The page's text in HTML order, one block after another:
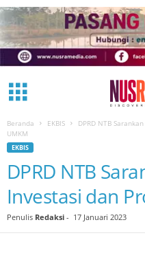
Beranda EKBIS
DPRD NTB
UMKM
EKBIS
DPRD NTB
Investasi dan
Penulis Redaksi - 17 Januari 2023